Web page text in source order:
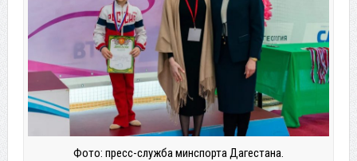
Фото: пресс-служба минспорта Дагестана.